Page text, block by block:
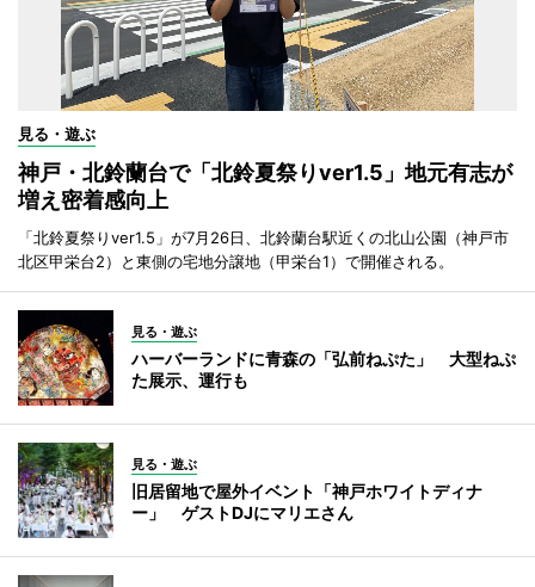
見る・遊ぶ
神戸・北鈴蘭台で「北鈴夏祭りver1.5」地元有志が
増え密着感向上
「北鈴夏祭りver1.5」が7月26日、北鈴蘭台駅近くの北山公園（神戸市
北区甲栄台2）と東側の宅地分譲地（甲栄台1）で開催される。
見る・遊ぶ
ハーバーランドに青森の「弘前ねぷた」 大型ねぷ
た展示、運行も
見る・遊ぶ
旧居留地で屋外イベント「神戸ホワイトディナ
ー」 ゲストDJにマリエさん